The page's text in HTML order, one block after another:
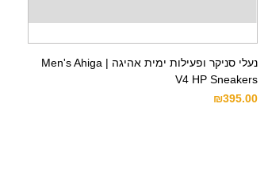
נעלי סניקר ופעילות ימית אהיגה | Men's Ahiga
V4 HP Sneakers
₪395.00